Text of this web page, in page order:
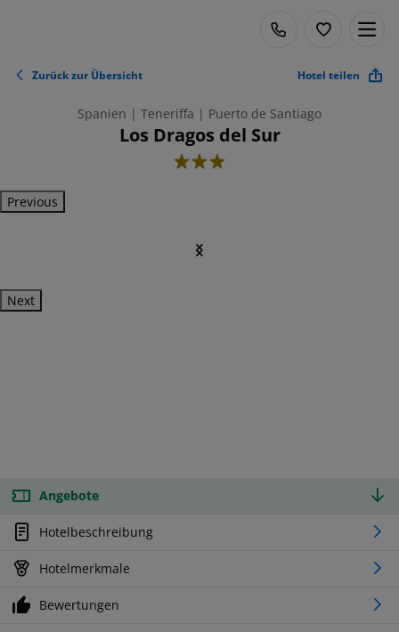
Zurück zur Übersicht Hotel teilen
Spanien | Teneriffa | Puerto de Santiago
Los Dragos del Sur
3
Previous
Next
Angebote
Hotelbeschreibung
Hotelmerkmale
Bewertungen